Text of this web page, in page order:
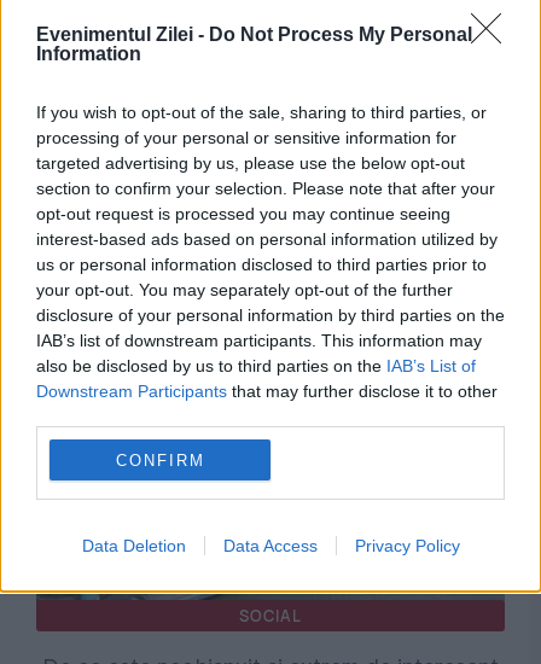
Evenimentul Zilei - Do Not Process My Personal
Information
If you wish to opt-out of the sale, sharing to third parties, or
processing of your personal or sensitive information for
targeted advertising by us, please use the below opt-out
section to confirm your selection. Please note that after your
opt-out request is processed you may continue seeing
interest-based ads based on personal information utilized by
us or personal information disclosed to third parties prior to
your opt-out. You may separately opt-out of the further
disclosure of your personal information by third parties on the
IAB’s list of downstream participants. This information may
also be disclosed by us to third parties on the IAB’s List of
Downstream Participants that may further disclose it to other
CONFIRM
Data Deletion Data Access Privacy Policy
POLITICA
PSD cere activarea mecanismului european
de urgență pentru energie și susține
menținerea centralelor pe cărbune. Critici la
adresa lui Bolojan
SOCIAL